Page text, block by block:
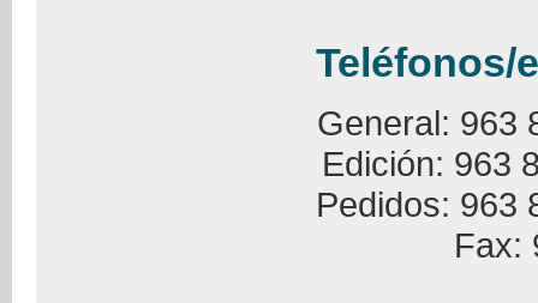
Teléfonos/
General: 963
Edición: 963
Pedidos: 963
Fax: